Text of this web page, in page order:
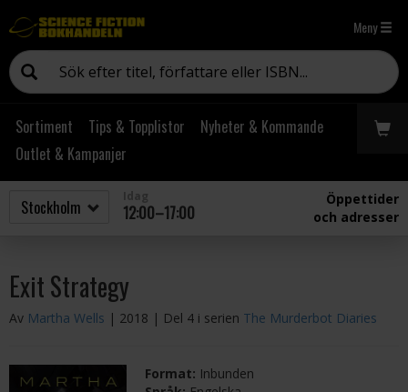
Meny
Sortiment Tips & Topplistor
Nyheter & Kommande
Outlet & Kampanjer
12:00–17:00
Öppettider
och adresser
Exit Strategy
Av Martha Wells | 2018 | Del 4 i serien The Murderbot Diaries
Format: Inbunden